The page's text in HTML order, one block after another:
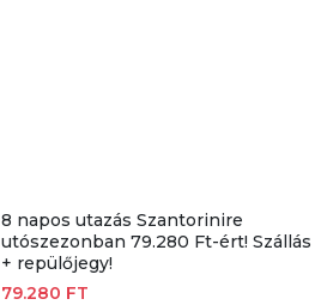
8 napos utazás Szantorinire
utószezonban 79.280 Ft-ért! Szállás
+ repülőjegy!
79.280 FT